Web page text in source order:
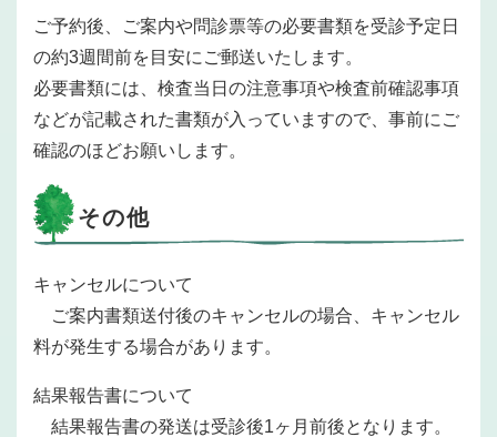
ご予約後、ご案内や問診票等の必要書類を受診予定日
の約3週間前を目安にご郵送いたします。
必要書類には、検査当日の注意事項や検査前確認事項
などが記載された書類が入っていますので、事前にご
確認のほどお願いします。
その他
キャンセルについて
ご案内書類送付後のキャンセルの場合、キャンセル
料が発生する場合があります。
結果報告書について
結果報告書の発送は受診後1ヶ月前後となります。